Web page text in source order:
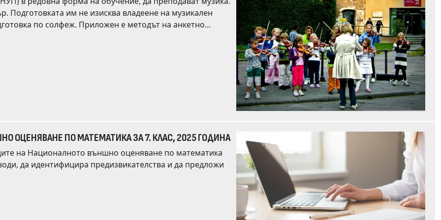
е методът на анкетно
ОЦЕНЯВАНЕ ПО МАТЕМАТИКА ЗА 7. КЛАС, 2025 ГОДИНА
на Националното външно оценяване по математика